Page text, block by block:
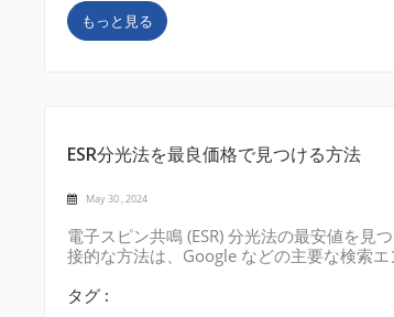
もっと見る
ESR分光法を最良価格で見つける方法
May 30 , 2024
電子スピン共鳴 (ESR) 分光法の最安値を
接的な方法は、Google などの主要な検索
とができます。 2. オンライン B2B マーケ
タグ :